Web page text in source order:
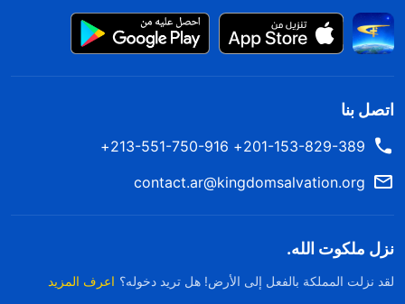
اتصل بنا
201-153-829-389+ 213-551-750-916+
contact.ar@kingdomsalvation.org
نزل ملكوت الله.
لقد نزلت المملكة بالفعل إلى الأرض! هل تريد دخوله؟ اعرف المزيد